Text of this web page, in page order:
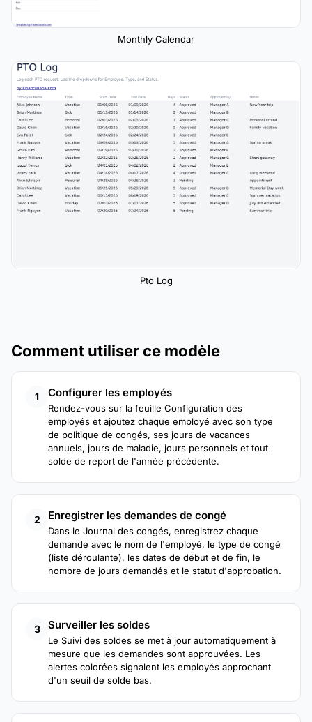
Monthly Calendar
Pto Log
Comment utiliser ce modèle
1 Configurer les employés
Rendez-vous sur la feuille Configuration des
employés et ajoutez chaque employé avec son type
de politique de congés, ses jours de vacances
annuels, jours de maladie, jours personnels et tout
solde de report de l'année précédente.
2 Enregistrer les demandes de congé
Dans le Journal des congés, enregistrez chaque
demande avec le nom de l'employé, le type de congé
(liste déroulante), les dates de début et de fin, le
nombre de jours demandés et le statut d'approbation.
3 Surveiller les soldes
Le Suivi des soldes se met à jour automatiquement à
mesure que les demandes sont approuvées. Les
alertes colorées signalent les employés approchant
d'un seuil de solde bas.